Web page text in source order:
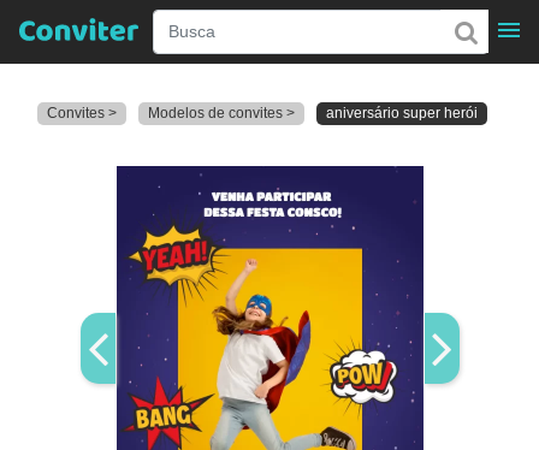
Convites > Modelos de convites > aniversário super herói